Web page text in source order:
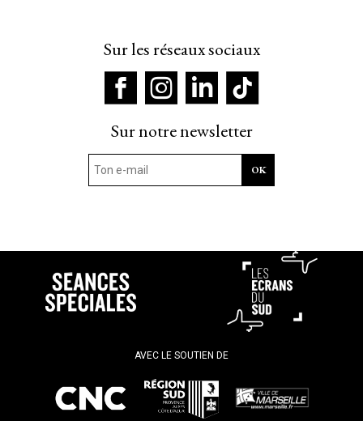
Sur les réseaux sociaux
Sur notre newsletter
AVEC LE SOUTIEN DE